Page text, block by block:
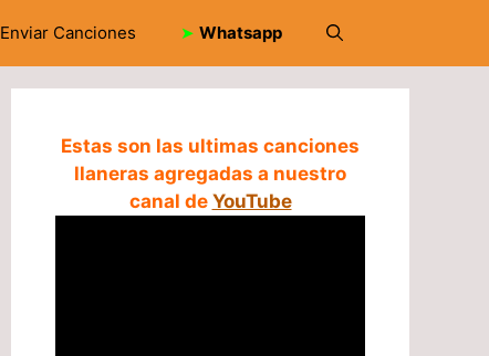
Enviar Canciones ➤ Whatsapp
Estas son las ultimas canciones
llaneras agregadas a nuestro
canal de YouTube